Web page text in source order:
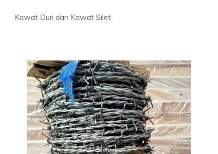
Kawat Duri dan Kawat Silet